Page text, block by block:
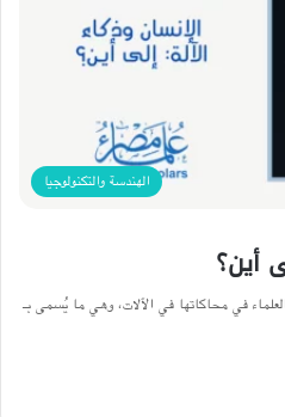
الهندسة والتكنولوجيا
أين؟
في محاكاتها في الآلات، وهي ما يُسمى بـ